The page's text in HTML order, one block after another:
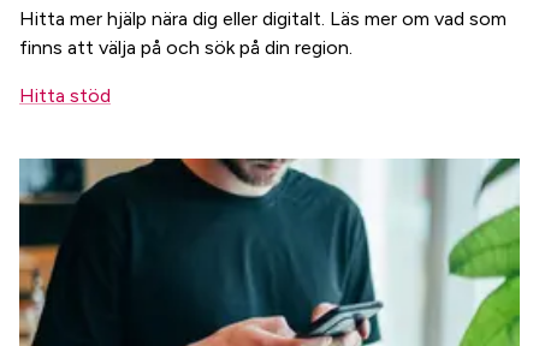
Hitta mer hjälp nära dig eller digitalt. Läs mer om vad som
finns att välja på och sök på din region.
Hitta stöd